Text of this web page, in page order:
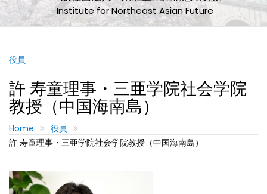
Institute for Northeast Asian Future
役員
許 寿童理事・三亜学院社会学院
教授（中国海南島）
Home
役員
許 寿童理事・三亜学院社会学院教授（中国海南島）